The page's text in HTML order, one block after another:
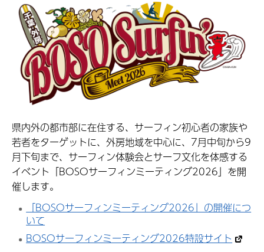
県内外の都市部に在住する、サーフィン初心者の家族や
若者をターゲットに、外房地域を中心に、7月中旬から9
月下旬まで、サーフィン体験会とサーフ文化を体感する
イベント「BOSOサーフィンミーティング2026」を開
催します。
「BOSOサーフィンミーティング2026」の開催につ
いて
BOSOサーフィンミーティング2026特設サイト